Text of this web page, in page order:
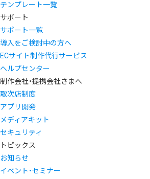
テンプレート一覧
サポート
サポート一覧
導入をご検討中の方へ
ECサイト制作代行サービス
ヘルプセンター
制作会社・提携会社さまへ
取次店制度
アプリ開発
メディアキット
セキュリティ
トピックス
お知らせ
イベント・セミナー